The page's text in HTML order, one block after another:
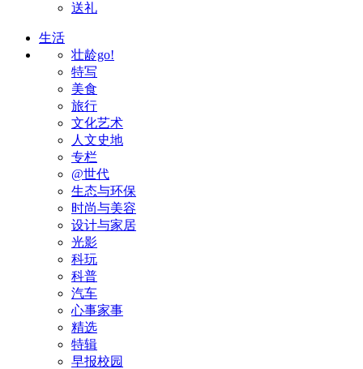
送礼
生活
壮龄go!
特写
美食
旅行
文化艺术
人文史地
专栏
@世代
生态与环保
时尚与美容
设计与家居
光影
科玩
科普
汽车
心事家事
精选
特辑
早报校园